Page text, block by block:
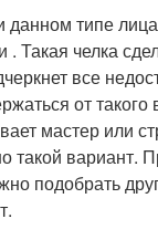
данном типе
. Такая челка
все
от
мастер или
такой вариант.
подобрать